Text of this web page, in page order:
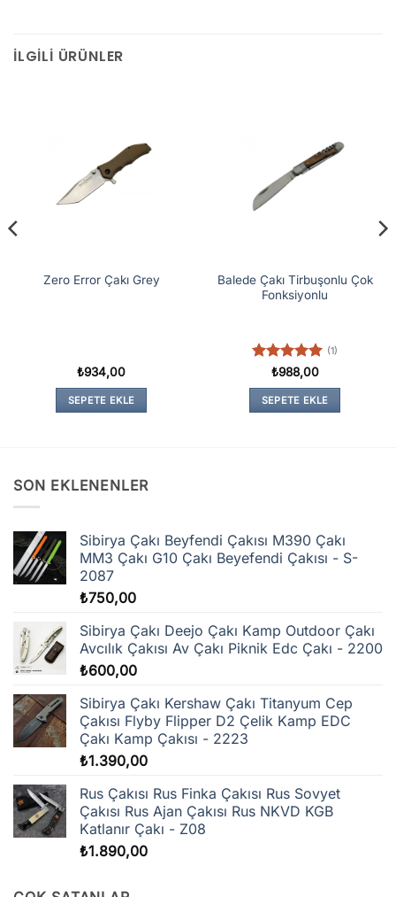
İLGILI ÜRÜNLER
Zero Error Çakı Grey
₺934,00
SEPETE EKLE
Balede Çakı Tirbuşonlu Çok
Fonksiyonlu
5 üzerinden
5oy aldı
(1)
₺988,00
SEPETE EKLE
SON EKLENENLER
Sibirya Çakı Beyfendi Çakısı M390 Çakı
MM3 Çakı G10 Çakı Beyefendi Çakısı - S-
2087
₺750,00
Sibirya Çakı Deejo Çakı Kamp Outdoor Çakı
Avcılık Çakısı Av Çakı Piknik Edc Çakı - 2200
₺600,00
Sibirya Çakı Kershaw Çakı Titanyum Cep
Çakısı Flyby Flipper D2 Çelik Kamp EDC
Çakı Kamp Çakısı - 2223
₺1.390,00
Rus Çakısı Rus Finka Çakısı Rus Sovyet
Çakısı Rus Ajan Çakısı Rus NKVD KGB
Katlanır Çakı - Z08
₺1.890,00